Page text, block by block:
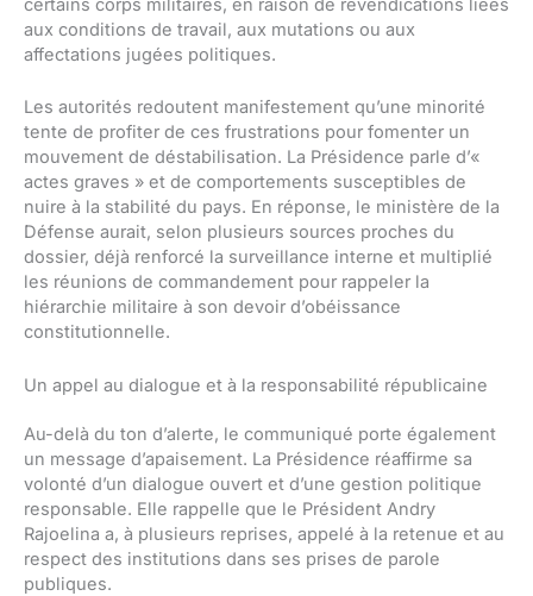
certains corps militaires, en raison de revendications liées
aux conditions de travail, aux mutations ou aux
affectations jugées politiques.
Les autorités redoutent manifestement qu’une minorité
tente de profiter de ces frustrations pour fomenter un
mouvement de déstabilisation. La Présidence parle d’«
actes graves » et de comportements susceptibles de
nuire à la stabilité du pays. En réponse, le ministère de la
Défense aurait, selon plusieurs sources proches du
dossier, déjà renforcé la surveillance interne et multiplié
les réunions de commandement pour rappeler la
hiérarchie militaire à son devoir d’obéissance
constitutionnelle.
Un appel au dialogue et à la responsabilité républicaine
Au-delà du ton d’alerte, le communiqué porte également
un message d’apaisement. La Présidence réaffirme sa
volonté d’un dialogue ouvert et d’une gestion politique
responsable. Elle rappelle que le Président Andry
Rajoelina a, à plusieurs reprises, appelé à la retenue et au
respect des institutions dans ses prises de parole
publiques.